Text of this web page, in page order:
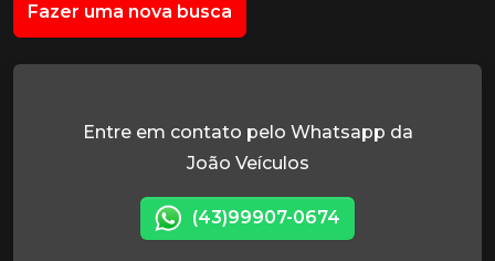
Fazer uma nova busca
Entre em contato pelo Whatsapp da
João Veículos
(43)99907-0674